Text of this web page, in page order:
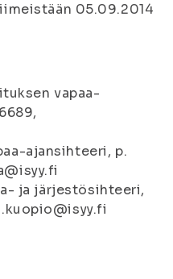
05.09.2014
vapaa-
ajansihteeri, p.
ja järjestösihteeri,